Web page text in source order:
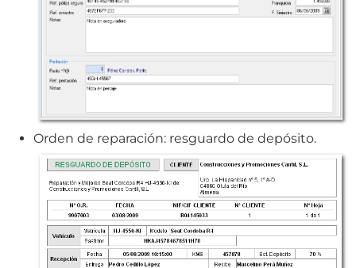
Orden de reparación: resguardo de depósito.